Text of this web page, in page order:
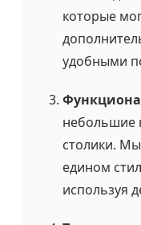
которые
удобными
небольшие
столики.
едином
используя